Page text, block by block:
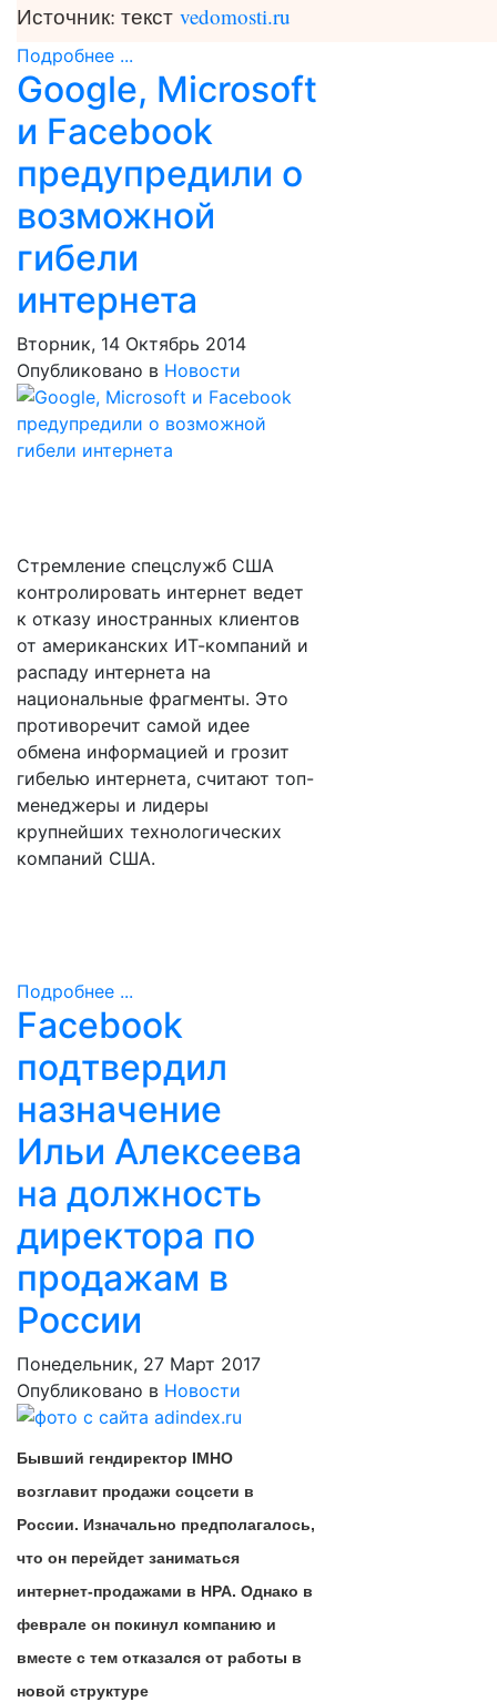
Источник: текст vedomosti.ru
Подробнее ...
Google, Microsoft
и Facebook
предупредили о
возможной
гибели
интернета
Вторник, 14 Октябрь 2014
Опубликовано в Новости
Стремление спецслужб США
контролировать интернет ведет
к отказу иностранных клиентов
от американских ИТ-компаний и
распаду интернета на
национальные фрагменты. Это
противоречит самой идее
обмена информацией и грозит
гибелью интернета, считают топ-
менеджеры и лидеры
крупнейших технологических
компаний США.
Подробнее ...
Facebook
подтвердил
назначение
Ильи Алексеева
на должность
директора по
продажам в
России
Понедельник, 27 Март 2017
Опубликовано в Новости
Бывший гендиректор IMHO
возглавит продажи соцсети в
России. Изначально предполагалось,
что он перейдет заниматься
интернет-продажами в НРА. Однако в
феврале он покинул компанию и
вместе с тем отказался от работы в
новой структуре